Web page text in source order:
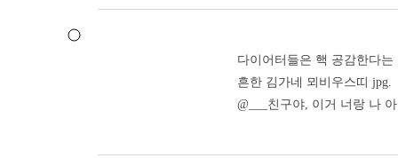
다이어터들은 핵 공감한다는
흔한 김가네 뫼비우스띠 jpg.
@___친구야, 이거 너랑 나